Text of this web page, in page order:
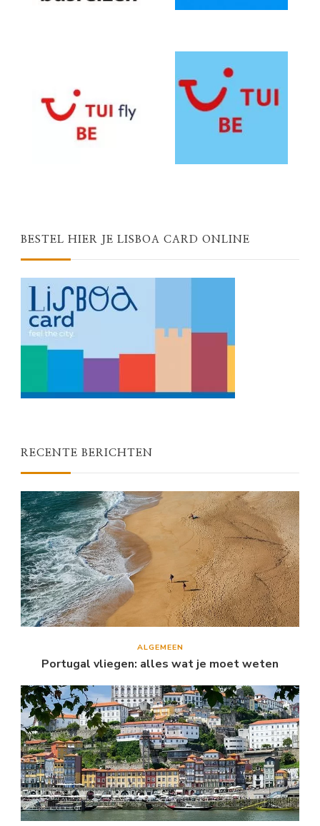
BESTEL HIER JE LISBOA CARD ONLINE
RECENTE BERICHTEN
ALGEMEEN
Portugal vliegen: alles wat je moet weten